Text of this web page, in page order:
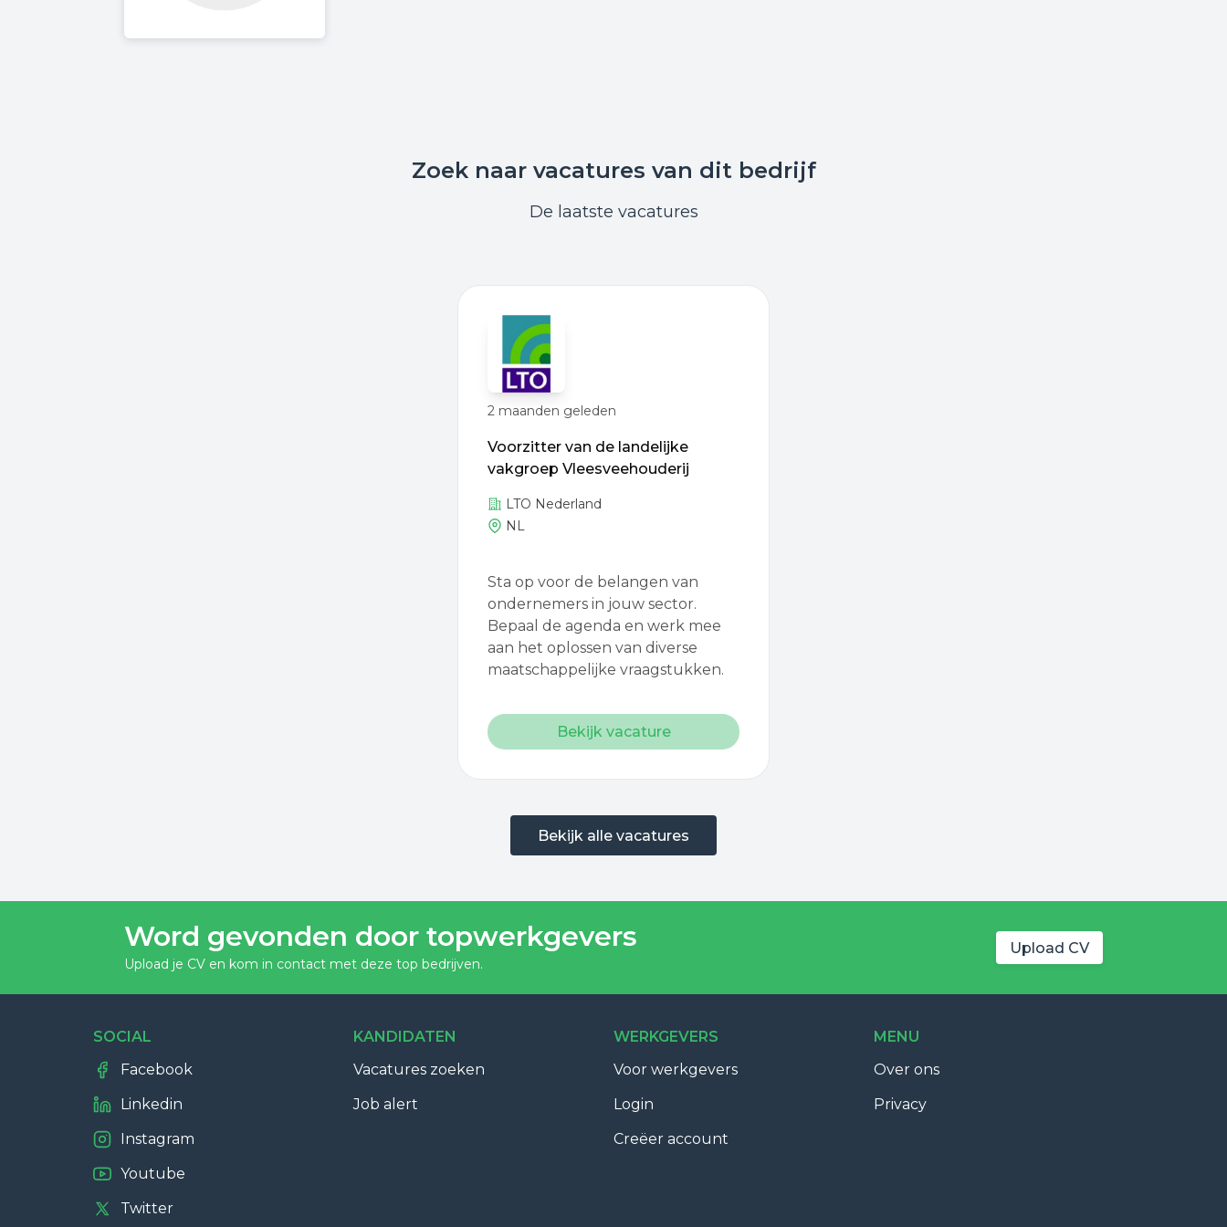
Zoek naar vacatures van dit bedrijf
De laatste vacatures
2 maanden geleden
Voorzitter van de landelijke
vakgroep Vleesveehouderij
LTO Nederland
NL
Sta op voor de belangen van
ondernemers in jouw sector.
Bepaal de agenda en werk mee
aan het oplossen van diverse
maatschappelijke vraagstukken.
Bekijk vacature
Bekijk alle vacatures
Word gevonden door topwerkgevers
Upload je CV en kom in contact met deze top bedrijven.
Upload CV
SOCIAL
Facebook
Linkedin
Instagram
Youtube
Twitter
KANDIDATEN
Vacatures zoeken
Job alert
WERKGEVERS
Voor werkgevers
Login
Creëer account
MENU
Over ons
Privacy